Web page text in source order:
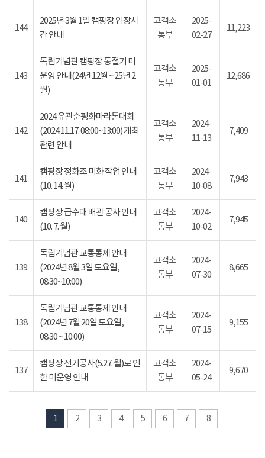
144
2025년 3월 1일 캠핑장 입장시
간 안내
고객소
통부
2025-
02-27
11,223
143
독립기념관 캠핑장 동절기 미
운영 안내(24년 12월 ~ 25년 2
월)
고객소
통부
2025-
01-01
12,686
142
2024 유관순평화마라톤대회
(2024.11.17. 08:00~13:00) 개최
관련 안내
고객소
통부
2024-
11-13
7,409
141
캠핑장 정화조 미화 작업 안내
(10. 14. 월)
고객소
통부
2024-
10-08
7,943
140
캠핑장 급수대 배관 공사 안내
(10. 7. 월)
고객소
통부
2024-
10-02
7,945
139
독립기념관 교통통제 안내
(2024년 8월 3일 토요일,
08:30~10:00)
고객소
통부
2024-
07-30
8,665
138
독립기념관 교통통제 안내
(2024년 7월 20일 토요일,
08:30 ~ 10:00)
고객소
통부
2024-
07-15
9,155
137
캠핑장 전기공사(5.27. 월)로 인
한 미운영 안내
고객소
통부
2024-
05-24
9,670
1 2 3 4 5 6 7 8